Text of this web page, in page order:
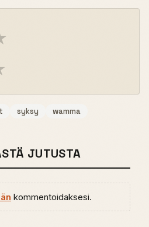
syksy wamma
JUTUSTA
kommentoidaksesi.